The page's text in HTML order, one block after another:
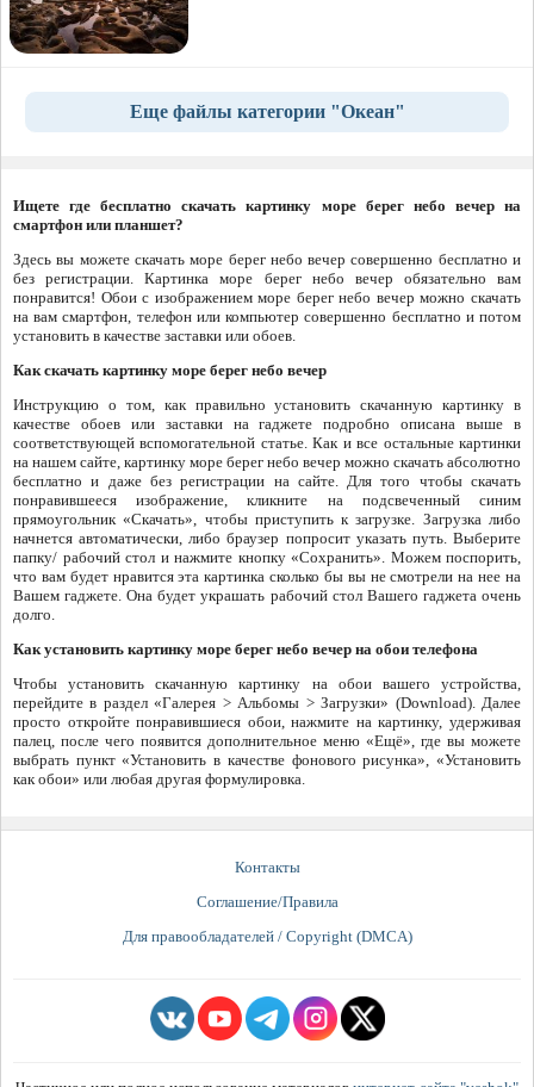
Еще файлы категории "Океан"
Ищете где бесплатно скачать картинку море берег небо вечер на
смартфон или планшет?
Здесь вы можете скачать море берег небо вечер совершенно бесплатно и
без регистрации. Картинка море берег небо вечер обязательно вам
понравится! Обои с изображением море берег небо вечер можно скачать
на вам смартфон, телефон или компьютер совершенно бесплатно и потом
установить в качестве заставки или обоев.
Как скачать картинку море берег небо вечер
Инструкцию о том, как правильно установить скачанную картинку в
качестве обоев или заставки на гаджете подробно описана выше в
соответствующей вспомогательной статье. Как и все остальные картинки
на нашем сайте, картинку море берег небо вечер можно скачать абсолютно
бесплатно и даже без регистрации на сайте. Для того чтобы скачать
понравившееся изображение, кликните на подсвеченный синим
прямоугольник «Скачать», чтобы приступить к загрузке. Загрузка либо
начнется автоматически, либо браузер попросит указать путь. Выберите
папку/ рабочий стол и нажмите кнопку «Сохранить». Можем поспорить,
что вам будет нравится эта картинка сколько бы вы не смотрели на нее на
Вашем гаджете. Она будет украшать рабочий стол Вашего гаджета очень
долго.
Как установить картинку море берег небо вечер на обои телефона
Чтобы установить скачанную картинку на обои вашего устройства,
перейдите в раздел «Галерея > Альбомы > Загрузки» (Download). Далее
просто откройте понравившиеся обои, нажмите на картинку, удерживая
палец, после чего появится дополнительное меню «Ещё», где вы можете
выбрать пункт «Установить в качестве фонового рисунка», «Установить
как обои» или любая другая формулировка.
Контакты
Соглашение/Правила
Для правообладателей / Copyright (DMCA)